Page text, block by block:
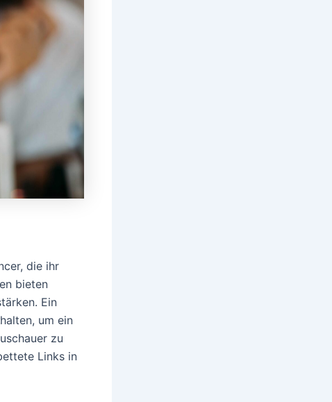
die ihr
bieten
Ein
um ein
zu
Links in